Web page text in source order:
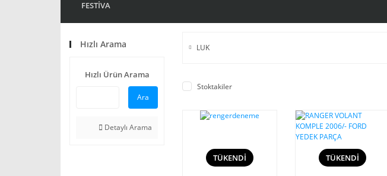
FESTİVA
Hızlı Arama
Hızlı Ürün Arama
Ara
Detaylı Arama
LUK
Stoktakiler
TÜKENDİ TÜKENDİ